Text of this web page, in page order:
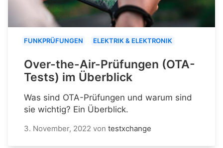
FUNKPRÜFUNGEN ELEKTRIK & ELEKTRONIK
Over-the-Air-Prüfungen (OTA-
Tests) im Überblick
Was sind OTA-Prüfungen und warum sind
sie wichtig? Ein Überblick.
3. November, 2022 von testxchange